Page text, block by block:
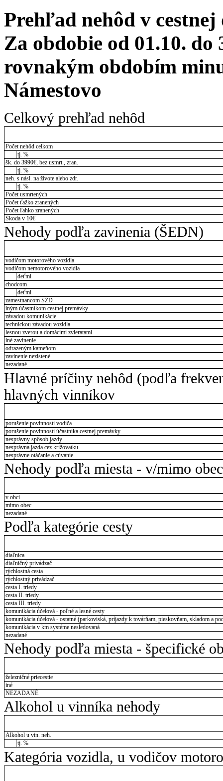
Prehľad nehôd v cestnej
Za obdobie od 01.10. do
rovnakým obdobím
Námestovo
Celkový prehľad nehôd
Počet nehôd celkom
tj. %
šk. do 3990€, bez usmrt., zran.
tj. %
neh. s násl. na živote alebo zdr.
tj. %
Počet usmrtených
Počet ťažko zranených
Počet ľahko zranených
Škoda v 10€
Nehody podľa zavinenia (ŠEDN)
vodičom motorového vozidla
vodičom nemotorového vozidla
deťmi
chodcom
deťmi
zamestnancom SŽD
iným účastníkom cestnej premávky
závadou komunikácie
technickou závadou vozidla
lesnou zverou a domácimi zvieratami
iné zavinenie
odrazeným kameňom
zavinenie nezistené
nezadané
Hlavné príčiny nehôd (podľa
hlavných vinníkov
porušenie povinnosti vodiča
porušenie povinnosti účastníka cestnej premávky
nesprávny spôsob jazdy
nesprávna jazda cez križovatku
nesprávne otáčanie a cúvanie
Nehody podľa miesta - v/mimo obec
v obci
mimo obec
nezadané
Podľa kategórie cesty
diaľnica
diaľničný privádzač
rýchlostná cesta
rýchlostný privádzač
cesta I. triedy
cesta II. triedy
cesta III. triedy
komunikácia účelová - poľné a lesné cesty
komunikácia účelová - ostatné (parkoviská, príjazdy k továrňam, pieskovňam, skladom a
komunikácia v km systéme nesledovaná
nezadané
Nehody podľa miesta - špecifické
železničné priecestie
iné
NEZADANÉ
Alkohol u vinníka nehody
Alkohol u vin. neh.
tj. %
Kategória vozidla, u vodičov